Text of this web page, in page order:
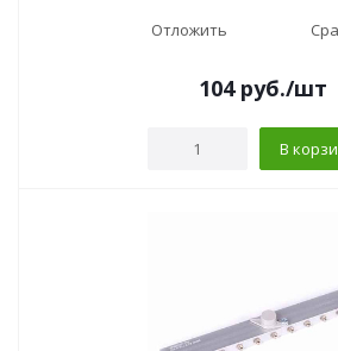
Отложить
104руб./шт
В